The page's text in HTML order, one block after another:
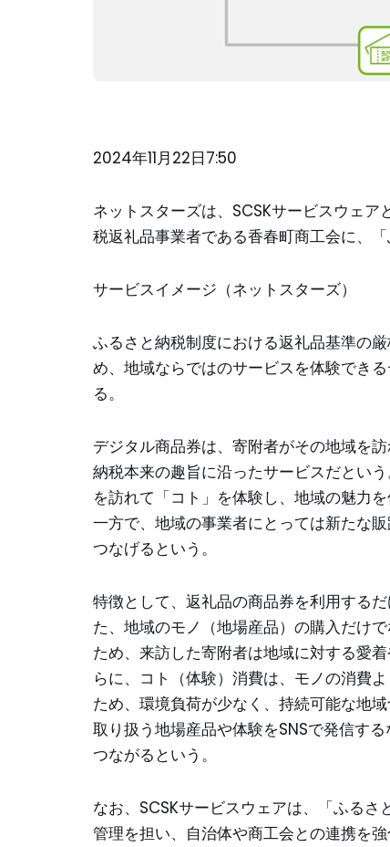
2024年11月22日7:50
ネットスターズは、SCSKサービスウェ
税返礼品事業者である香春町商工会に、
サービスイメージ（ネットスターズ）
ふるさと納税制度における返礼品基準の
め、地域ならではのサービスを体験でき
る。
デジタル商品券は、寄附者がその地域を
納税本来の趣旨に沿ったサービスだとい
を訪れて「コト」を体験し、地域の魅力
一方で、地域の事業者にとっては新たな
つなげるという。
特徴として、返礼品の商品券を利用する
た、地域のモノ（地場産品）の購入だけ
ため、来訪した寄附者は地域に対する愛
らに、コト（体験）消費は、モノの消費
ため、環境負荷が少なく、持続可能な地
取り扱う地場産品や体験をSNSで発信す
つながるという。
なお、SCSKサービスウェアは、「ふる
管理を担い、自治体や商工会との連携を